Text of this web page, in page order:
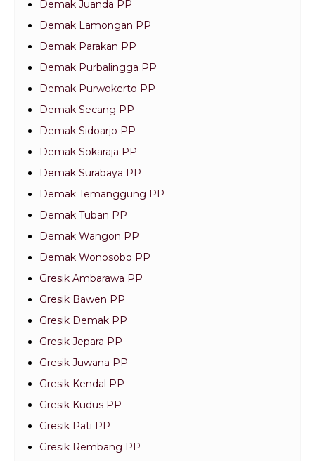
Demak Juanda PP
Demak Lamongan PP
Demak Parakan PP
Demak Purbalingga PP
Demak Purwokerto PP
Demak Secang PP
Demak Sidoarjo PP
Demak Sokaraja PP
Demak Surabaya PP
Demak Temanggung PP
Demak Tuban PP
Demak Wangon PP
Demak Wonosobo PP
Gresik Ambarawa PP
Gresik Bawen PP
Gresik Demak PP
Gresik Jepara PP
Gresik Juwana PP
Gresik Kendal PP
Gresik Kudus PP
Gresik Pati PP
Gresik Rembang PP